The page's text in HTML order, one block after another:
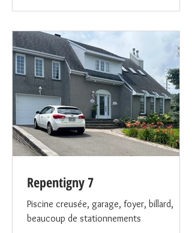
abondante luminosité naturelle. Le rez-de-
chaussée à aire ouverte propose un
espace épuré et contemporain, idéal pour
des tournages, séances photo ou petites
productions. Caractéristiques : 5
chambres spacieuses 4 salles de bain
complètes, 2 baignoires en calcaire
Douches vitrées en verre extra-clair Salle
d’eau supplémentaire 2 foyers en
Repentigny 7
Piscine creusée, garage, foyer, billard,
beaucoup de stationnements